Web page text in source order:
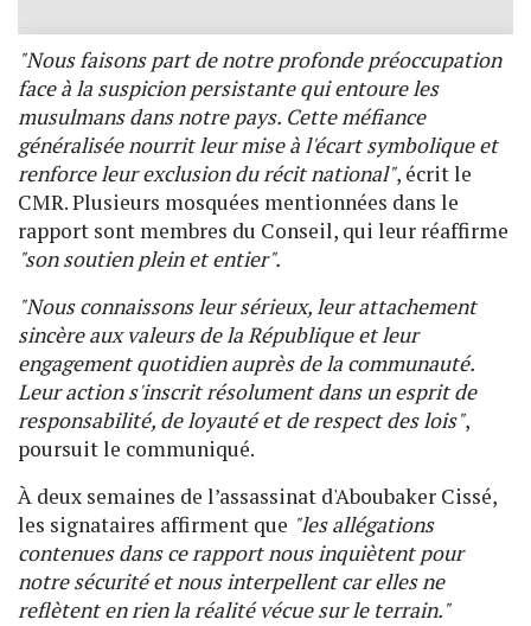
"Nous faisons part de notre profonde préoccupation
face à la suspicion persistante qui entoure les
musulmans dans notre pays. Cette méfiance
généralisée nourrit leur mise à l'écart symbolique et
renforce leur exclusion du récit national", écrit le
CMR. Plusieurs mosquées mentionnées dans le
rapport sont membres du Conseil, qui leur réaffirme
"son soutien plein et entier".
"Nous connaissons leur sérieux, leur attachement
sincère aux valeurs de la République et leur
engagement quotidien auprès de la communauté.
Leur action s'inscrit résolument dans un esprit de
responsabilité, de loyauté et de respect des lois",
poursuit le communiqué.
À deux semaines de l’assassinat d'Aboubaker Cissé,
les signataires affirment que "les allégations
contenues dans ce rapport nous inquiètent pour
notre sécurité et nous interpellent car elles ne
reflètent en rien la réalité vécue sur le terrain."